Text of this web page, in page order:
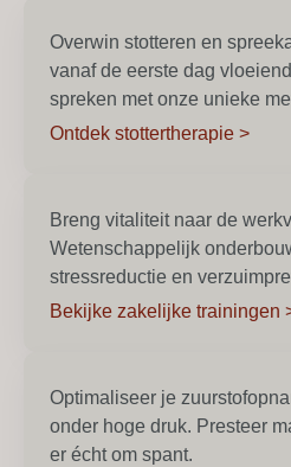
Overwin stotteren en
vanaf de eerste dag
spreken met onze unieke
Ontdek stottertherapie >
Breng vitaliteit naar de
Wetenschappelijk
stressreductie en
Bekijke zakelijke trainingen
Optimaliseer je
onder hoge druk. Presteer
er écht om spant.